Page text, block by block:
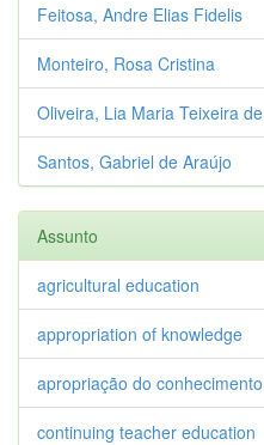
Feitosa, Andre Elias Fidelis
Monteiro, Rosa Cristina
Oliveira, Lia Maria Teixeira de
Santos, Gabriel de Araújo
Assunto
agricultural education
appropriation of knowledge
apropriação do conhecimento
continuing teacher education